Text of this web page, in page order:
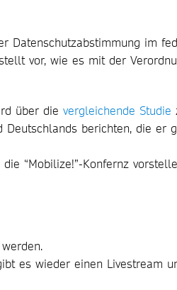
Datenschutzabstimmung im
vor, wie es mit der
über die vergleichende Studie
Deutschlands berichten, die er
“Mobilize!”-Konfernz
es wieder einen Livestream